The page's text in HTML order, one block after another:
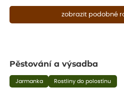
zobrazit podobné
Pěstování a výsadba
Jarmanka Rostliny do polostínu